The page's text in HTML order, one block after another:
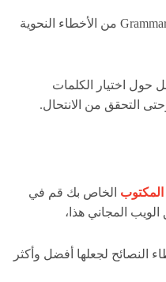
حيث يتحقق الإصدار المجاني من Grammarly من الأخطاء النحوية
حول اختيار الكلمات
التحقق من الانتحال.
المكتوب الخاص بك قم في
المجاني هذا،
النصائح لجعلها أفضل وأكثر